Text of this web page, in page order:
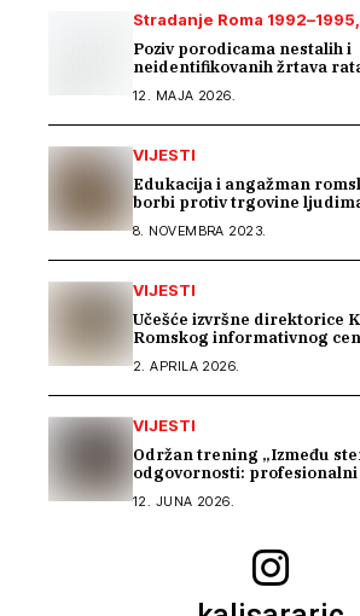
Stradanje Roma 1992–1995
Poziv porodicama nestalih i
neidentifikovanih žrtava
12. MAJA 2026.
VIJESTI
Edukacija i angažman
borbi protiv trgovine
8. NOVEMBRA 2023.
VIJESTI
Učešće izvršne direktorice
Romskog informativnog
OCD
2. APRILA 2026.
VIJESTI
Održan trening „Između
odgovornosti: profesionalni
12. JUNA 2026.